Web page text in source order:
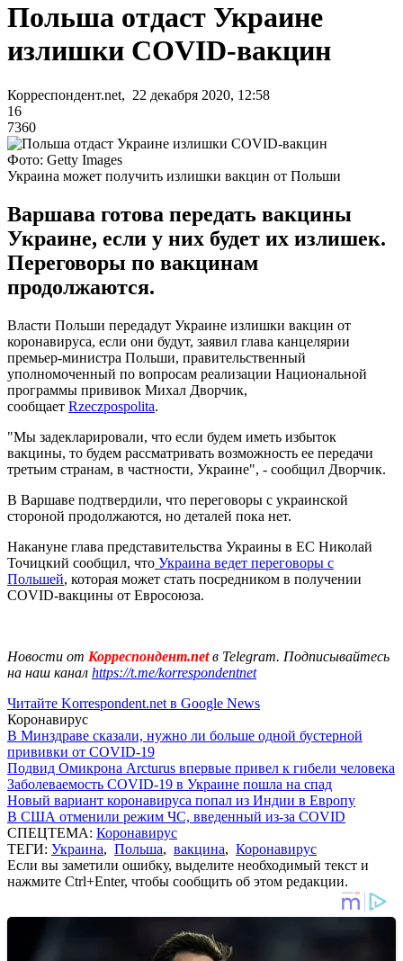
Польша отдаст Украине
излишки COVID-вакцин
Корреспондент.net, 22 декабря 2020, 12:58
16
7360
Фото: Getty Images
Украина может получить излишки вакцин от Польши
Варшава готова передать вакцины
Украине, если у них будет их излишек.
Переговоры по вакцинам
продолжаются.
Власти Польши передадут Украине излишки вакцин от
коронавируса, если они будут, заявил глава канцелярии
премьер-министра Польши, правительственный
уполномоченный по вопросам реализации Национальной
программы прививок Михал Дворчик,
сообщает Rzeczpospolita.
"Мы задекларировали, что если будем иметь избыток
вакцины, то будем рассматривать возможность ее передачи
третьим странам, в частности, Украине", - сообщил Дворчик.
В Варшаве подтвердили, что переговоры с украинской
стороной продолжаются, но деталей пока нет.
Накануне глава представительства Украины в ЕС Николай
Точицкий сообщил, что Украина ведет переговоры с
Польшей, которая может стать посредником в получении
COVID-вакцины от Евросоюза.
Новости от Корреспондент.netв Telegram. Подписывайтесь
на наш канал https://t.me/korrespondentnet
Читайте Korrespondent.net в Google News
Коронавирус
В Минздраве сказали, нужно ли больше одной бустерной
прививки от COVID-19
Подвид Омикрона Arcturus впервые привел к гибели человека
Заболеваемость COVID-19 в Украине пошла на спад
Новый вариант коронавируса попал из Индии в Европу
В США отменили режим ЧС, введенный из-за COVID
СПЕЦТЕМА: Коронавирус
ТЕГИ: Украина, Польша, вакцина, Коронавирус
Если вы заметили ошибку, выделите необходимый текст и
нажмите Ctrl+Enter, чтобы сообщить об этом редакции.